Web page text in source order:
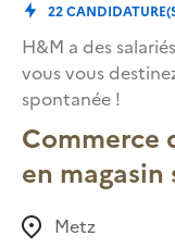
22
H&M a des
vous vous
spontanée !
en magasin
Metz